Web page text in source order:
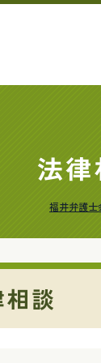
法
福井弁護士
談